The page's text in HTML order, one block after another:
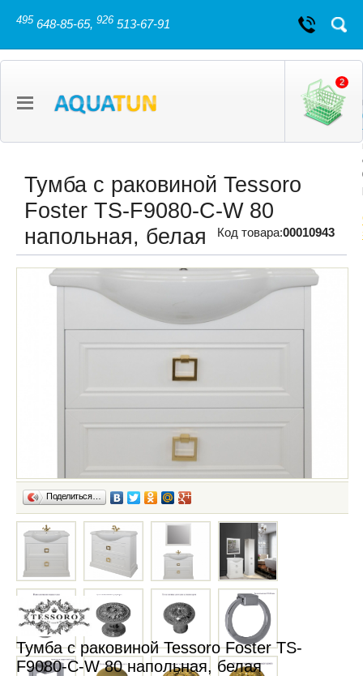
495 648-85-65, 926 513-67-91
2
Тумба с раковиной Tessoro
Foster TS-F9080-C-W 80
напольная, белая
Код товара:00010943
Поделиться…
Тумба с раковиной Tessoro Foster TS-
F9080-C-W 80 напольная, белая